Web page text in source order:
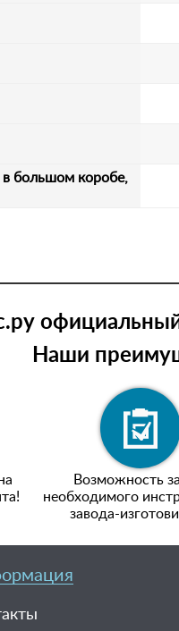
в большом коробе,
Наши
Возможность
необходимого
завода-